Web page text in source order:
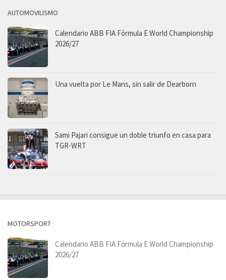
AUTOMOVILISMO
Calendario ABB FIA Fórmula E World Championship
2026/27
Una vuelta por Le Mans, sin salir de Dearborn
Sami Pajari consigue un doble triunfo en casa para
TGR-WRT
MOTORSPORT
Calendario ABB FIA Fórmula E World Championship
2026/27